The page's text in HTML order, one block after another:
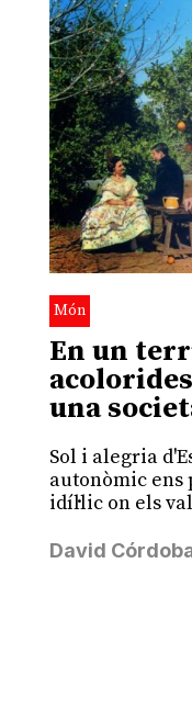
Món
En un
una
Sol i alegria
autonòmic ens
idíl·lic on els
David